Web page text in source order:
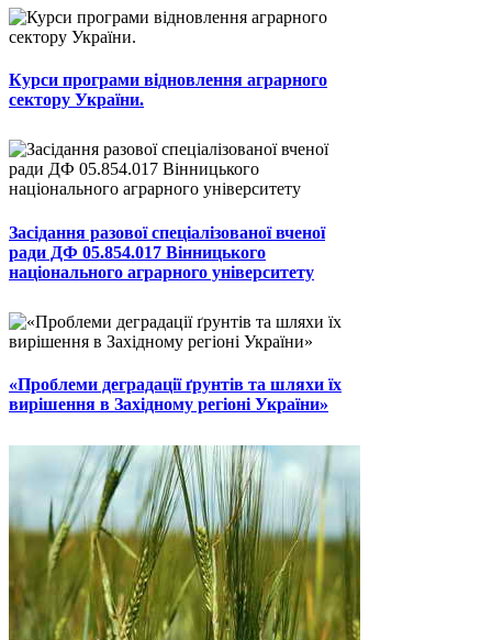
Курси програми відновлення аграрного
сектору України.
Засідання разової спеціалізованої вченої
ради ДФ 05.854.017 Вінницького
національного аграрного університету
«Проблеми деградації ґрунтів та шляхи їх
вирішення в Західному регіоні України»